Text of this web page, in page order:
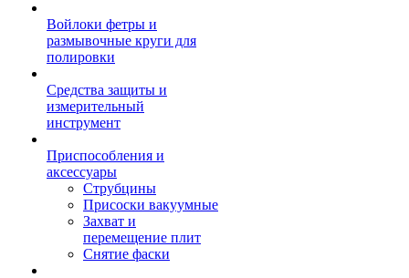
Войлоки фетры и
размывочные круги для
полировки
Средства защиты и
измерительный
инструмент
Приспособления и
аксессуары
Струбцины
Присоски вакуумные
Захват и
перемещение плит
Снятие фаски